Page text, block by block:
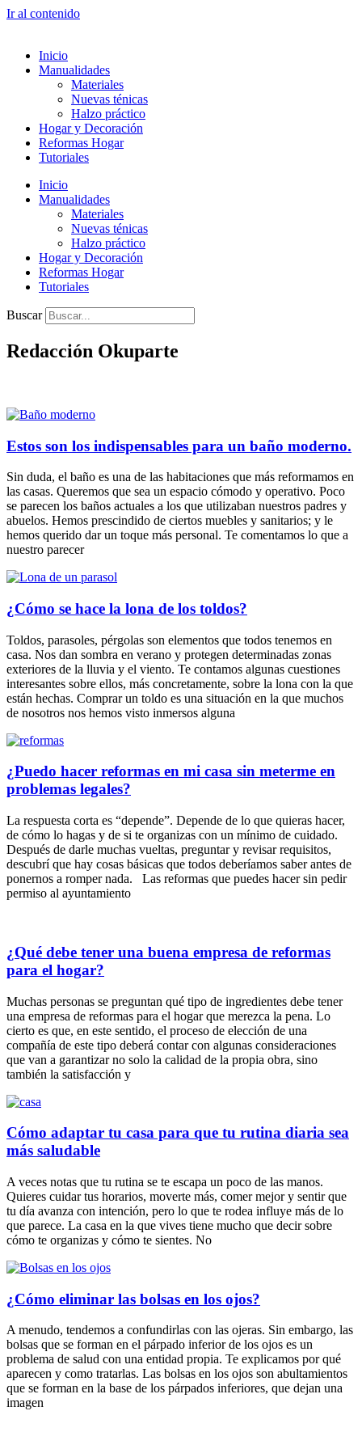
Ir al contenido
Inicio
Manualidades
Materiales
Nuevas ténicas
Halzo práctico
Hogar y Decoración
Reformas Hogar
Tutoriales
Inicio
Manualidades
Materiales
Nuevas ténicas
Halzo práctico
Hogar y Decoración
Reformas Hogar
Tutoriales
Buscar
Redacción Okuparte
Estos son los indispensables para un baño moderno.
Sin duda, el baño es una de las habitaciones que más reformamos en
las casas. Queremos que sea un espacio cómodo y operativo. Poco
se parecen los baños actuales a los que utilizaban nuestros padres y
abuelos. Hemos prescindido de ciertos muebles y sanitarios; y le
hemos querido dar un toque más personal. Te comentamos lo que a
nuestro parecer
¿Cómo se hace la lona de los toldos?
Toldos, parasoles, pérgolas son elementos que todos tenemos en
casa. Nos dan sombra en verano y protegen determinadas zonas
exteriores de la lluvia y el viento. Te contamos algunas cuestiones
interesantes sobre ellos, más concretamente, sobre la lona con la que
están hechas. Comprar un toldo es una situación en la que muchos
de nosotros nos hemos visto inmersos alguna
¿Puedo hacer reformas en mi casa sin meterme en
problemas legales?
La respuesta corta es “depende”. Depende de lo que quieras hacer,
de cómo lo hagas y de si te organizas con un mínimo de cuidado.
Después de darle muchas vueltas, preguntar y revisar requisitos,
descubrí que hay cosas básicas que todos deberíamos saber antes de
ponernos a romper nada. Las reformas que puedes hacer sin pedir
permiso al ayuntamiento
¿Qué debe tener una buena empresa de reformas
para el hogar?
Muchas personas se preguntan qué tipo de ingredientes debe tener
una empresa de reformas para el hogar que merezca la pena. Lo
cierto es que, en este sentido, el proceso de elección de una
compañía de este tipo deberá contar con algunas consideraciones
que van a garantizar no solo la calidad de la propia obra, sino
también la satisfacción y
Cómo adaptar tu casa para que tu rutina diaria sea
más saludable
A veces notas que tu rutina se te escapa un poco de las manos.
Quieres cuidar tus horarios, moverte más, comer mejor y sentir que
tu día avanza con intención, pero lo que te rodea influye más de lo
que parece. La casa en la que vives tiene mucho que decir sobre
cómo te organizas y cómo te sientes. No
¿Cómo eliminar las bolsas en los ojos?
A menudo, tendemos a confundirlas con las ojeras. Sin embargo, las
bolsas que se forman en el párpado inferior de los ojos es un
problema de salud con una entidad propia. Te explicamos por qué
aparecen y como tratarlas. Las bolsas en los ojos son abultamientos
que se forman en la base de los párpados inferiores, que dejan una
imagen